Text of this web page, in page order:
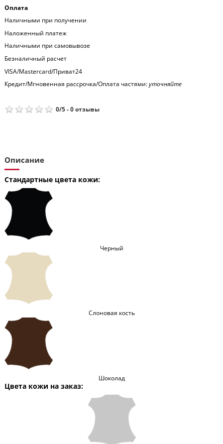
Оплата
Наличными при получении
Наложенный платеж
Наличными при самовывозе
Безналичный расчет
VISA/Mastercard/Приват24
Кредит/Мгновенная рассрочка/Оплата частями:уточняйте
0/5-0отзывы
Описание
Стандартные цвета кожи:
Черный
Слоновая кость
Шоколад
Цвета кожи на заказ: